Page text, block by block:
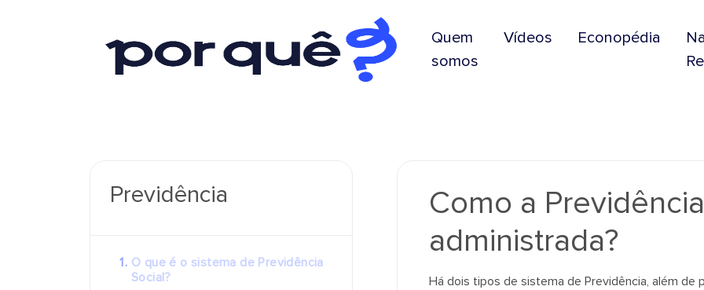
Quem
somos
Vídeos Econopédia
Previdência
O que é o sistema de Previdência
Social?
Como a
administrada?
Há dois tipos de sistema de Previdência, além